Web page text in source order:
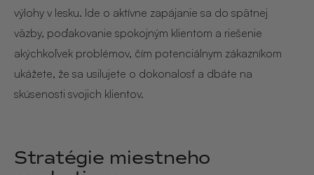
výlohy v lesku. Ide o aktívne zapájanie sa do spätnej
väzby, poďakovanie spokojným klientom a riešenie
akýchkoľvek problémov, čím potenciálnym zákazníkom
ukážete, že sa usilujete o dokonalosť a dbáte na
skúsenosti svojich klientov.
Stratégie miestneho